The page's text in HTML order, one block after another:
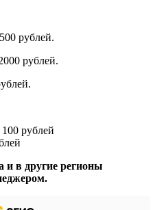
рублей.
рублей.
рублей
и в другие регионы